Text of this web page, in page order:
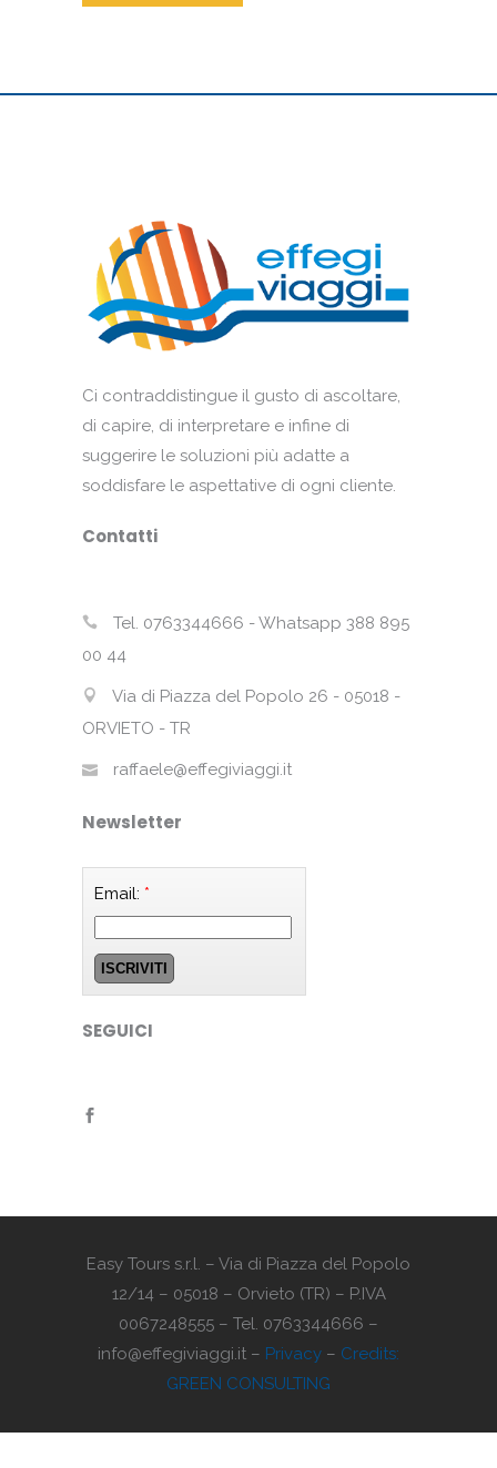
Ci contraddistingue il gusto di ascoltare,
di capire, di interpretare e infine di
suggerire le soluzioni più adatte a
soddisfare le aspettative di ogni cliente.
Contatti
Tel. 0763344666 - Whatsapp 388 895
00 44
Via di Piazza del Popolo 26 - 05018 -
ORVIETO - TR
raffaele@effegiviaggi.it
Newsletter
Email: *
SEGUICI
Easy Tours s.r.l. – Via di Piazza del Popolo
12/14 – 05018 – Orvieto (TR) – P.IVA
0067248555 – Tel. 0763344666 –
info@effegiviaggi.it – Privacy – Credits:
GREEN CONSULTING